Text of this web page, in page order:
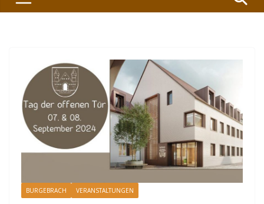
BURGEBRACH VERANSTALTUNGEN